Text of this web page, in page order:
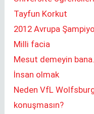
Tayfun Korkut
2012 Avrupa
Milli facia
Mesut demeyin
İnsan olmak
Neden VfL
konuşmasın?